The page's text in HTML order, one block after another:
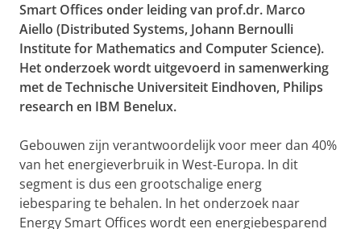
Smart Offices onder leiding van prof.dr. Marco
Aiello (Distributed Systems, Johann Bernoulli
Institute for Mathematics and Computer Science).
Het onderzoek wordt uitgevoerd in samenwerking
met de Technische Universiteit Eindhoven, Philips
research en IBM Benelux.
Gebouwen zijn verantwoordelijk voor meer dan 40%
van het energieverbruik in West-Europa. In dit
segment is dus een grootschalige energ
iebesparing te behalen. In het onderzoek naar
Energy Smart Offices wordt een energiebesparend